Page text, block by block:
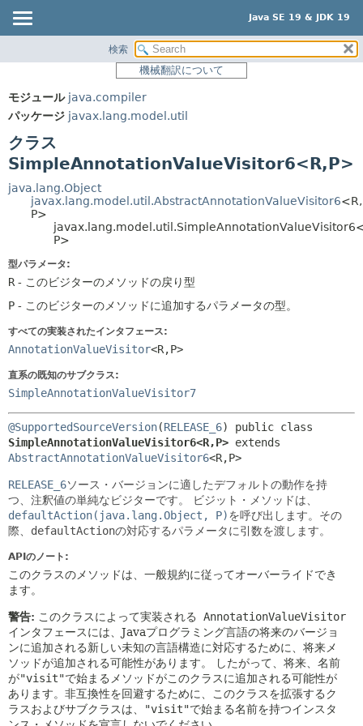
Java SE 19 & JDK 19
パッケージ
使用
プレビュー
索引
ヘルプ
サマリー:
ネスト済
フィールド
コンストラクタ
検索
機械翻訳について
モジュール java.compiler
パッケージ javax.lang.model.util
クラス
SimpleAnnotationValueVisitor6<R,P>
java.lang.Object
javax.lang.model.util.AbstractAnnotationValueVisitor6<R,
P>
P>
型パラメータ:
R - このビジターのメソッドの戻り型
P - このビジターのメソッドに追加するパラメータの型。
すべての実装されたインタフェース:
AnnotationValueVisitor<R,P>
直系の既知のサブクラス:
SimpleAnnotationValueVisitor7
@SupportedSourceVersion(RELEASE_6)
SimpleAnnotationValueVisitor6<R,P>
AbstractAnnotationValueVisitor6<R,P>
RELEASE_6ソース・バージョンに適したデフォルトの動作を持
つ、注釈値の単純なビジターです。
ビジット・メソッドは、
defaultAction(java.lang.Object, P)を呼び出します。その
際、 defaultActionの対応するパラメータに引数を渡します。
APIのノート:
このクラスのメソッドは、一般規約に従ってオーバーライドでき
ます。
警告: このクラスによって実装される
AnnotationValueVisitor
インタフェースには、Javaプログラミング言語の将来のバージョ
ンに追加される新しい未知の言語構造に対応するために、将来メ
ソッドが追加される可能性があります。
したがって、将来、名前
が"visit"で始まるメソッドがこのクラスに追加される可能性が
あります。非互換性を回避するために、このクラスを拡張するク
ラスおよびサブクラスは、
"visit"で始まる名前を持つインスタ